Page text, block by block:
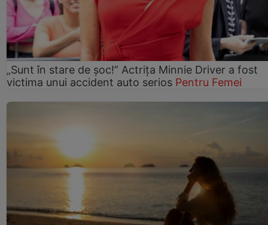
„Sunt în stare de șoc!” Actrița Minnie Driver a fost
victima unui accident auto serios Pentru Femei